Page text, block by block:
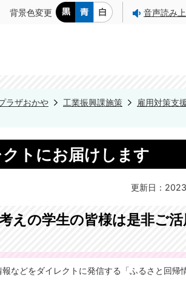
背景色変更 音声読み
ラザおかや 工業振興課施策 雇用対策支
トにお届けします
更新日：
えの学生の皆様は是非ご活
などをダイレクトに発信する「ふるさと回帰